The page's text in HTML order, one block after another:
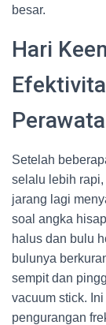
besar.
Hari
Setelah
selalu lebih
jarang lagi
soal angka
halus dan bulu
bulunya
sempit dan
vacuum stick.
pengurangan